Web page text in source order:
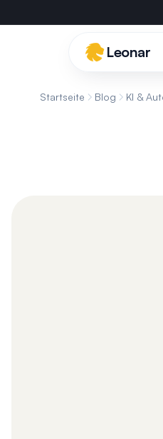
Leonar
Startseite Blog KI &